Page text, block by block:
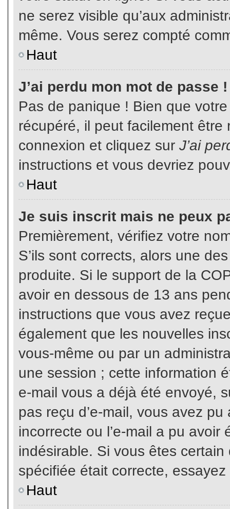
ne serez visible qu’aux
même. Vous serez compté
Haut
J’ai perdu mon mot de passe !
Pas de panique ! Bien que
récupéré, il peut facilement
connexion et cliquez sur J’ai
instructions et vous devriez
Haut
Je suis inscrit mais ne peux
Premièrement, vérifiez votre
S’ils sont corrects, alors une
produite. Si le support de la
avoir en dessous de 13 ans
instructions que vous avez
également que les nouvelles
vous-même ou par un
une session ; cette information
e-mail vous a déjà été envoyé,
pas reçu d’e-mail, vous avez
incorrecte ou l’e-mail a pu
indésirable. Si vous êtes
spécifiée était correcte,
Haut